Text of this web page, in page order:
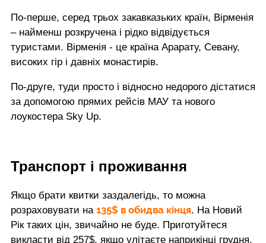
По-перше, серед трьох закавказьких країн, Вірменія
– найменш розкручена і рідко відвідується
туристами. Вірменія - це країна Арарату, Севану,
високих гір і давніх монастирів.
По-друге, туди просто і відносно недорого дістатися
за допомогою прямих рейсів МАУ та нового
лоукостера Sky Up.
Транспорт і проживання
Якщо брати квитки заздалегідь, то можна
розраховувати на 135$ в обидва кінця. На Новий
Рік таких цін, звичайно не буде. Приготуйтеся
викласти від 257$, якщо улітаєте наприкінці грудня,